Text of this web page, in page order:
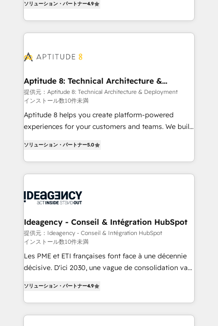
HubSpot dans votre organisation. Pour toute
question technique ou besoin de structuration de
votre projet HubSpot, contactez notre équipe pour
l'intégration CRM et le développement des revenus
auprès de vos comptes existants. En France et à
l'international, nous travaillons avec des ETI
delà d’une simple transformation digitale et des
➤ L’intégration de CRM et de méthodologie RevOps
pour aligner les équipes marketing, commerciales et
support client (data migration, synchronisation API,
audit et maintenance) ➤ La création de sites internet
de conversion qui transforment les visiteurs en
stratégies d'acquisition marketing (SEO, SEA,
inbound, automatisation marketing, ABM, IA,
emailing) Informations clés : - 10 ans d'expérience -
experts conseil - 150 certifications HubSpot
ソリューション・パートナー4.9
Aptitude 8: Technical Architecture &
Deployment
提供元：Aptitude 8: Technical Architecture & Deployment
インストール数10件未満
Aptitude 8 helps you create platform-powered
experiences for your customers and teams. We build
across your entire tech stack. Aptitude 8 is trusted
by top brands such as Lenovo, Bluetooth,
International Sports Sciences Association, SXSW,
Randstad, Uber Freight, and HubSpot itself. We have
partner and expertise across operational strategy,
business-first process building, system integration,
custom development, and extensibility. When you
work with Aptitude 8, you get a team – not an
individual – with embedded consulting, strategy,
100% US-based, FTE team members. We offer
project-based and managed services engagements
that include new HubSpot implementations,
ソリューション・パートナー5.0
Ideagency - Conseil & Intégration HubSpot
提供元：Ideagency - Conseil & Intégration HubSpot
インストール数10件未満
Les PME et ETI françaises font face à une décennie
décisive. D'ici 2030, une vague de consolidation va
entreprises qui auront réussi leur transformation. Le
problème ? 58% des dirigeants savent que l'IA est
vitale pour leur survie. Mais 57% n'ont aucune
ソリューション・パートナー4.9